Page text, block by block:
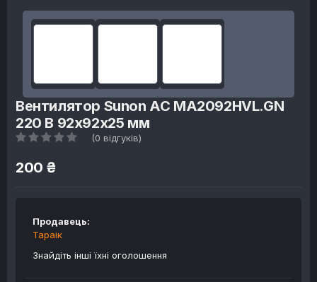
Вентилятор Sunon AC MA2092HVL.GN
220 В 92x92x25 мм
(0 відгуків)
200 ₴
Продавець:
Тараік
Знайдіть інші їхні оголошення